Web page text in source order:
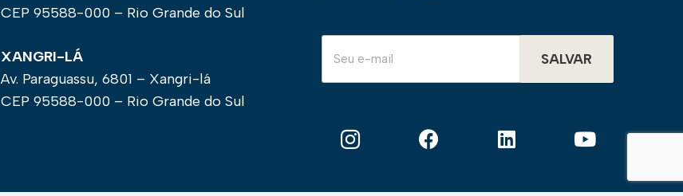
CEP 95588-000 – Rio Grande do Sul
XANGRI-LÁ
Av. Paraguassu, 6801 – Xangri-lá
CEP 95588-000 – Rio Grande do Sul
SALVAR